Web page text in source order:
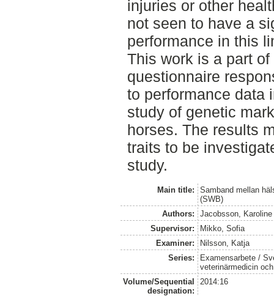
injuries or other
not seen to have a
performance in this
This work is a part
questionnaire
to performance data
study of genetic
horses. The results
traits to be
study.
Main title:
Samband mellan
(SWB)
Authors:
Jacobsson, Karoline
Supervisor:
Mikko, Sofia
Examiner:
Nilsson, Katja
Series:
Examensarbete /
veterinärmedicin
Volume/Sequential
designation:
2014:16